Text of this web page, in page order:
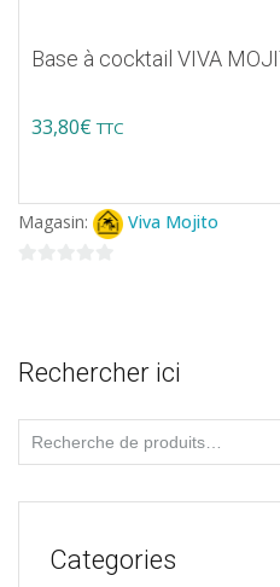
Base à cocktail VIVA
33,80€ TTC
produit
a
options
être
Magasin: Viva Mojito
Rechercher ici
Recherche
pour :
Categories